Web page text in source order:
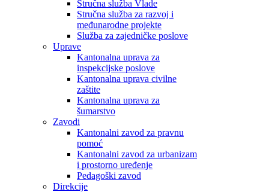
Stručna služba Vlade
Stručna služba za razvoj i
međunarodne projekte
Služba za zajedničke poslove
Uprave
Kantonalna uprava za
inspekcijske poslove
Kantonalna uprava civilne
zaštite
Kantonalna uprava za
šumarstvo
Zavodi
Kantonalni zavod za pravnu
pomoć
Kantonalni zavod za urbanizam
i prostorno uređenje
Pedagoški zavod
Direkcije